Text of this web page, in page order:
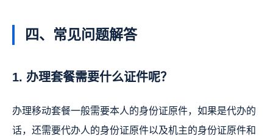
四、常见问题解答
1. 办理套餐需要什么证件呢？
办理移动套餐一般需要本人的身份证原件，如果是代办的
话，还需要代办人的身份证原件以及机主的身份证原件和